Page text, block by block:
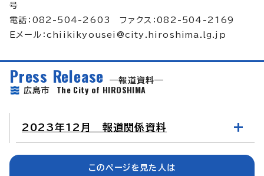
号
電話：082-504-2603 ファクス：082-504-2169
Eメール： chiikikyousei@city.hiroshima.lg.jp
Press Release
報道資料
広島市 The City of HIROSHIMA
2023年12月 報道関係資料
このページを見た人は